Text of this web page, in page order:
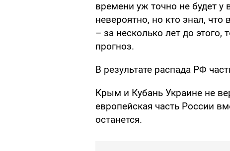
времени уж точно не будет у
невероятно, но кто знал, что
– за несколько лет до
прогноз.
В результате распада РФ
Крым и Кубань Украине не
европейская часть России
останется.